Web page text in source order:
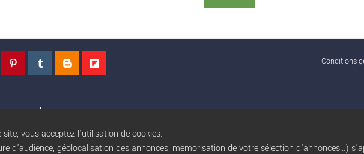
Conditions
vous acceptez l'utilisation de cookies.
d'audience, géolocalisation des annonces, mémorisation de votre sélection d'annonces...)